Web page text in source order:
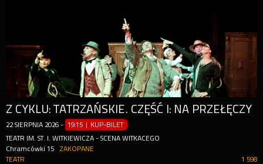
Z CYKLU: TATRZAŃSKIE. CZĘŚĆ I: NA PRZEŁĘCZY
22 SIERPNIA 2026 - 19:15 | KUP-BILET
TEATR IM. ST. I. WITKIEWICZA - SCENA WITKACEGO
Chramcówki 15
ZAKOPANE
1 598
TEATR